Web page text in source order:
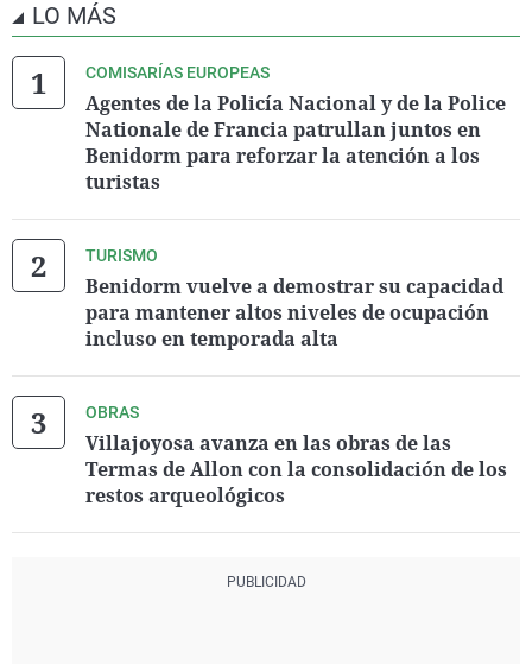
LO MÁS
COMISARÍAS EUROPEAS
Agentes de la Policía Nacional y de la Police
Nationale de Francia patrullan juntos en
Benidorm para reforzar la atención a los
turistas
TURISMO
Benidorm vuelve a demostrar su capacidad
para mantener altos niveles de ocupación
incluso en temporada alta
OBRAS
Villajoyosa avanza en las obras de las
Termas de Allon con la consolidación de los
restos arqueológicos